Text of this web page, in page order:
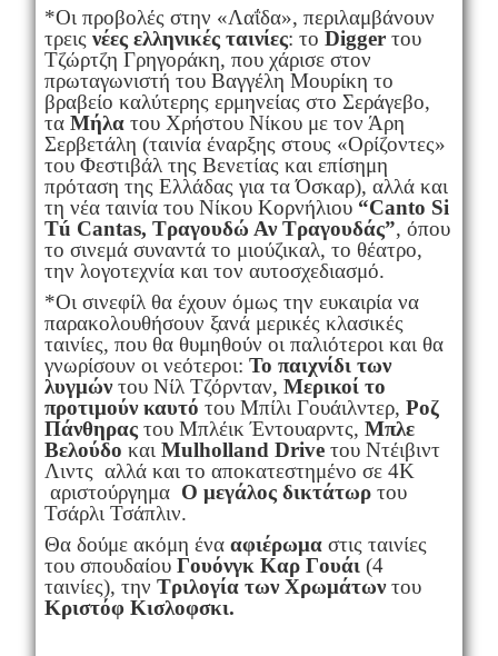
*Οι προβολές στην «Λαΐδα», περιλαμβάνουν
τρεις νέες ελληνικές ταινίες: το Diggerτου
Τζώρτζη Γρηγοράκη, που χάρισε στον
πρωταγωνιστή του Βαγγέλη Μουρίκη το
βραβείο καλύτερης ερμηνείας στο Σεράγεβο,
τα Μήλα του Χρήστου Νίκου με τον Άρη
Σερβετάλη (ταινία έναρξης στους «Ορίζοντες»
του Φεστιβάλ της Βενετίας και επίσημη
πρόταση της Ελλάδας για τα Όσκαρ), αλλά και
τη νέα ταινία του Νίκου Κορνήλιου“Canto Si
Tú Cantas, Τραγουδώ Αν Τραγουδάς”, όπου
το σινεμά συναντά το μιούζικαλ, το θέατρο,
την λογοτεχνία και τον αυτοσχεδιασμό.
*Οι σινεφίλ θα έχουν όμως την ευκαιρία να
παρακολουθήσουν ξανά μερικές κλασικές
ταινίες, που θα θυμηθούν οι παλιότεροι και θα
γνωρίσουν οι νεότεροι: Το παιχνίδι των
λυγμώντου Νίλ Τζόρνταν, Μερικοί το
προτιμούν καυτό του Μπίλι Γουάιλντερ, Ροζ
Πάνθηραςτου Μπλέικ Έντουαρντς, Μπλε
Βελούδο και Mulholland Driveτου Ντέιβιντ
Λιντς αλλά και το αποκατεστημένο σε 4Κ
αριστούργημα Ο μεγάλος δικτάτωρ του
Τσάρλι Τσάπλιν.
Θα δούμε ακόμη ένα αφιέρωμαστις ταινίες
του σπουδαίου Γουόνγκ Καρ Γουάι (4
ταινίες), την Τριλογία των Χρωμάτωντου
Κριστόφ Κισλοφσκι.